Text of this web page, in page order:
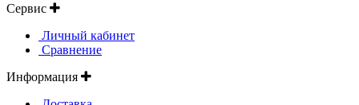
Сервис
Личный кабинет
Сравнение
Информация